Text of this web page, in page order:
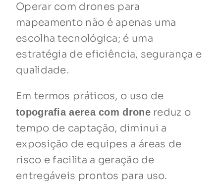
Operar com drones para
mapeamento não é apenas uma
escolha tecnológica; é uma
estratégia de eficiência, segurança e
qualidade.
Em termos práticos, o uso de
topografia aerea com dronereduz o
tempo de captação, diminui a
exposição de equipes a áreas de
risco e facilita a geração de
entregáveis prontos para uso.